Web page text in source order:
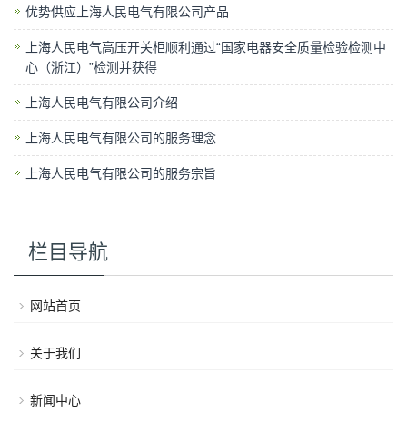
优势供应上海人民电气有限公司产品
上海人民电气高压开关柜顺利通过“国家电器安全质量检验检测中
心（浙江）”检测并获得
上海人民电气有限公司介绍
上海人民电气有限公司的服务理念
上海人民电气有限公司的服务宗旨
栏目导航
网站首页
关于我们
新闻中心